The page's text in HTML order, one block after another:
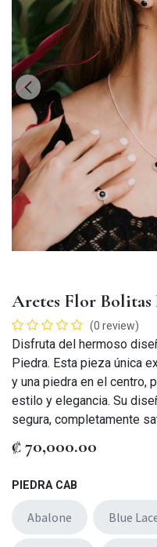
Aretes Flor Bolitas
(0 review)
Disfruta del hermoso
Piedra. Esta pieza única
y una piedra en el centro,
estilo y elegancia. Su
segura, completamente
₡70,000.00
PIEDRA CAB
Abalone Blue